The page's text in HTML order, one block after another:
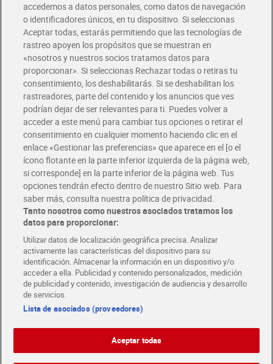
Envío gratis por compras superiores a 100€
Envío estandar por 4,99€
Glovo y Uber Eats
Solicita tu factura de Glovo o Uber Eats
Únete al CLUB Dia
Disfruta las ventajas y ofertas exclusivas.
Descárgate la APP Dia
Folletos y Tiendas
Descubre las mejores ofertas y busca tu tienda más cercana
Tarjeta MaX Dia
Te devuelve hasta 8€/mes de tus compras.
¡Solicita tu tarjeta de crédito aquí!
COMER MEJOR CADA DIA
COLABORA CON DIA ABRE TU TIENDA DIA CORPORATE
accedemos a datos personales, como datos de navegación
o identificadores únicos, en tu dispositivo. Si seleccionas
Aceptar todas, estarás permitiendo que las tecnologías de
rastreo apoyen los propósitos que se muestran en
«nosotros y nuestros socios tratamos datos para
proporcionar». Si seleccionas Rechazar todas o retiras tu
consentimiento, los deshabilitarás. Si se deshabilitan los
rastreadores, parte del contenido y los anuncios que ves
podrían dejar de ser relevantes para ti. Puedes volver a
acceder a este menú para cambiar tus opciones o retirar el
consentimiento en cualquier momento haciendo clic en el
enlace «Gestionar las preferencias» que aparece en el [o el
ícono flotante en la parte inferior izquierda de la página web,
si corresponde] en la parte inferior de la página web. Tus
opciones tendrán efecto dentro de nuestro Sitio web. Para
saber más, consulta nuestra política de privacidad.
Tanto nosotros como nuestros asociados tratamos los
datos para proporcionar:
Utilizar datos de localización geográfica precisa. Analizar
activamente las características del dispositivo para su
identificación. Almacenar la información en un dispositivo y/o
acceder a ella. Publicidad y contenido personalizados, medición
de publicidad y contenido, investigación de audiencia y desarrollo
de servicios.
Lista de asociados (proveedores)
Aceptar todas